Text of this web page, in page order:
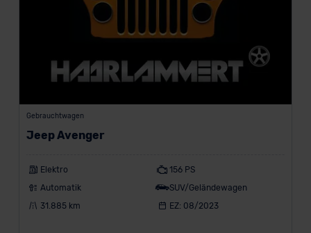
Gebrauchtwagen
Jeep Avenger
Elektro
156 PS
Automatik
SUV/Geländewagen
31.885 km
EZ: 08/2023